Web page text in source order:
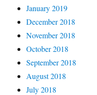
January 2019
December 2018
November 2018
October 2018
September 2018
August 2018
July 2018